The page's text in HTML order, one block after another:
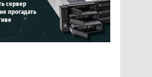
сервер
прогадать